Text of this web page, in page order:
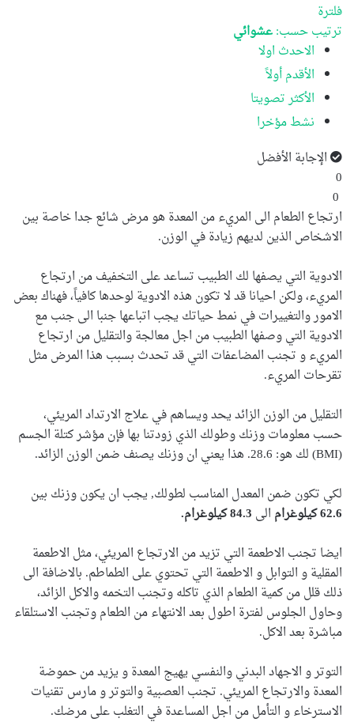
فلترة
ترتيب حسب:عشوائي
الاحدث اولا
الأقدم أولاً
الأكثر تصويتا
نشط مؤخرا
الإجابة الأفضل
0
0
ارتجاع الطعام الى المريء من المعدة هو مرض شائع جدا خاصة بين
الاشخاص الذين لديهم زيادة في الوزن.
الادوية التي يصفها لك الطبيب تساعد على التخفيف من ارتجاع
المريء، ولكن احيانا قد لا تكون هذه الادوية لوحدها كافياً، فهناك بعض
الامور والتغييرات في نمط حياتك يجب اتباعها جنبا الى جنب مع
الادوية التي وصفها الطبيب من اجل معالجة والتقليل من ارتجاع
المريء و تجنب المضاعفات التي قد تحدث بسبب هذا المرض مثل
تقرحات المريء.
التقليل من الوزن الزائد يحد ويساهم في علاج الارتداد المريئي،
حسب معلومات وزنك وطولك الذي زودتنا بها فإن مؤشر كتلة الجسم
(BMI) لك هو: 28.6. هذا يعني ان وزنك يصنف ضمن الوزن الزائد.
لكي تكون ضمن المعدل المناسب لطولك, يجب ان يكون وزنك بين
62.6 كيلوغرام
الى 84.3 كيلوغرام.
ايضا تجنب الاطعمة التي تزيد من الارتجاع المريئي، مثل الاطعمة
المقلية و التوابل و الاطعمة التي تحتوي على الطماطم. بالاضافة الى
ذلك قلل من كمية الطعام الذي تاكله وتجنب التخمه والاكل الزائد،
وحاول الجلوس لفترة اطول بعد الانتهاء من الطعام وتجنب الاستلقاء
مباشرة بعد الاكل.
التوتر و الاجهاد البدني والنفسي يهيج المعدة و يزيد من حموضة
المعدة والارتجاع المريئي. تجنب العصبية والتوتر و مارس تقنيات
الاسترخاء و التأمل من اجل المساعدة في التغلب على مرضك.